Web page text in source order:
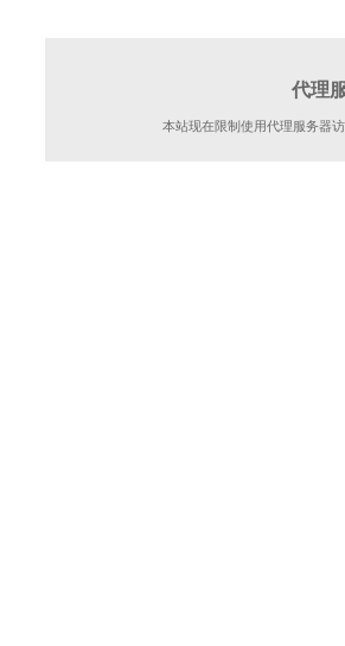
代理
本站现在限制使用代理服务器